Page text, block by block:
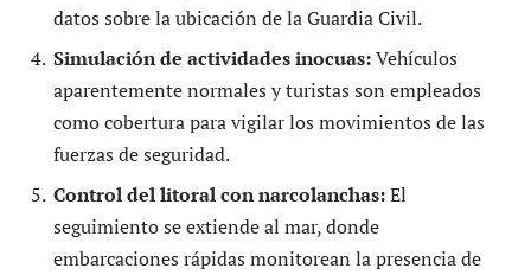
datos sobre la ubicación de la Guardia Civil.
Simulación de actividades inocuas:Vehículos
aparentemente normales y turistas son empleados
como cobertura para vigilar los movimientos de las
fuerzas de seguridad.
Control del litoral con narcolanchas:El
seguimiento se extiende al mar, donde
embarcaciones rápidas monitorean la presencia de